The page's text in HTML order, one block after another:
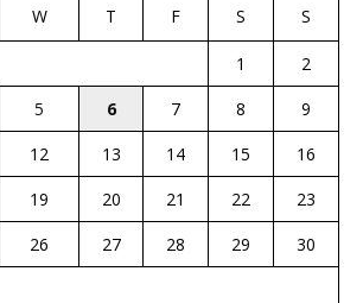
W T F S S
1
2
5 6 7 8
9
12 13 14 15
16
19 20 21 22
23
26 27 28 29
30